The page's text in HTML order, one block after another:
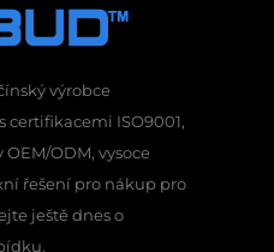
výrobce
certifikacemi ISO9001,
ODM, vysoce
řešení pro nákup pro
ještě dnes o